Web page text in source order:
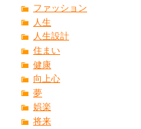
ファッション
人生
人生設計
住まい
健康
向上心
夢
娯楽
将来